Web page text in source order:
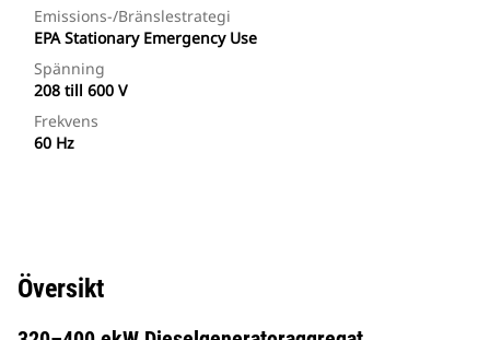
Emissions-/bränslestrategi
EPA Stationary Emergency Use
Spänning
208 till 600 V
Frekvens
60 Hz
Översikt